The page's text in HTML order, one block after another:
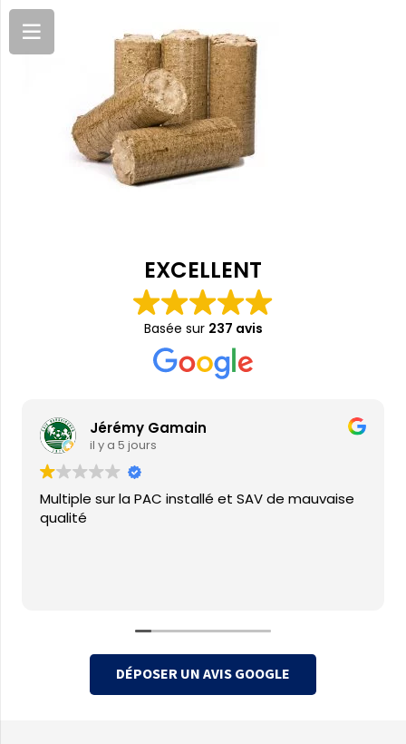
EXCELLENT
Basée sur 237 avis
Jérémy Gamain
il y a 5 jours
Multiple sur la PAC installé et SAV de mauvaise
qualité
DÉPOSER UN AVIS GOOGLE